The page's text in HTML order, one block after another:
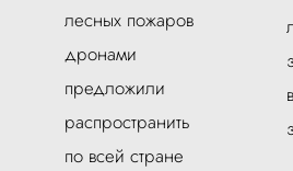
лесных пожаров
дронами
предложили
распространить
по всей стране